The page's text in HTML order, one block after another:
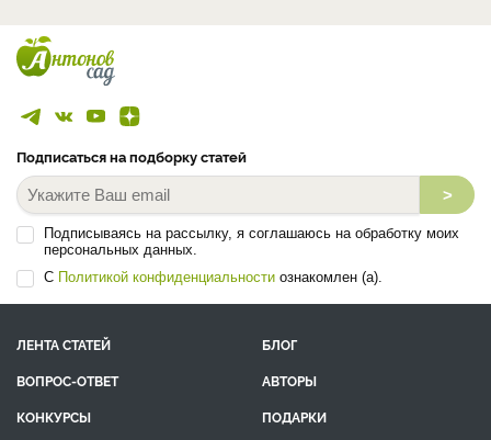
Подписаться на подборку статей
>
Подписываясь на рассылку, я соглашаюсь на обработку моих
персональных данных.
С Политикой конфиденциальности ознакомлен (а).
ЛЕНТА СТАТЕЙ
БЛОГ
ВОПРОС-ОТВЕТ
АВТОРЫ
КОНКУРСЫ
ПОДАРКИ